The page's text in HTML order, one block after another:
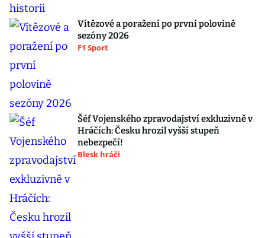
Vítězové a poražení po první polovině
sezóny 2026
F1 Sport
Šéf Vojenského zpravodajství exkluzivně v
Hráčích: Česku hrozil vyšší stupeň
nebezpečí!
Blesk hráči